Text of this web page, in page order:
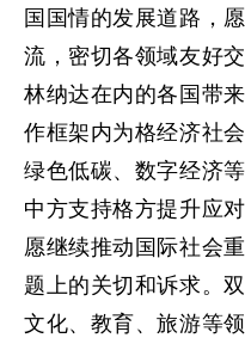
国国情的发展道路，
流，密切各领域友好
林纳达在内的各国带
作框架内为格经济社
绿色低碳、数字经济
中方支持格方提升应
愿继续推动国际社会
题上的关切和诉求。
文化、教育、旅游等